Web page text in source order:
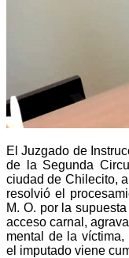
El Juzgado de
de la Segunda
ciudad de Chilecito,
resolvió el
M. O. por la
acceso carnal,
mental de la
el imputado viene